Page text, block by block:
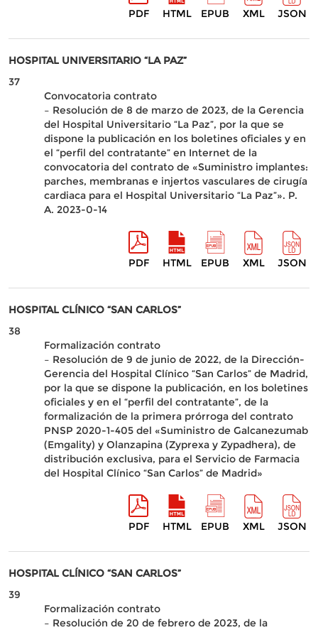
PDF HTML EPUB XML JSON
HOSPITAL UNIVERSITARIO “LA PAZ”
37
Convocatoria contrato
– Resolución de 8 de marzo de 2023, de la Gerencia
del Hospital Universitario “La Paz”, por la que se
dispone la publicación en los boletines oficiales y en
el “perfil del contratante” en Internet de la
convocatoria del contrato de «Suministro implantes:
parches, membranas e injertos vasculares de cirugía
cardiaca para el Hospital Universitario “La Paz”». P.
A. 2023-0-14
PDF HTML EPUB XML JSON
HOSPITAL CLÍNICO “SAN CARLOS”
38
Formalización contrato
– Resolución de 9 de junio de 2022, de la Dirección-
Gerencia del Hospital Clínico “San Carlos” de Madrid,
por la que se dispone la publicación, en los boletines
oficiales y en el “perfil del contratante”, de la
formalización de la primera prórroga del contrato
PNSP 2020-1-405 del «Suministro de Galcanezumab
(Emgality) y Olanzapina (Zyprexa y Zypadhera), de
distribución exclusiva, para el Servicio de Farmacia
del Hospital Clínico “San Carlos” de Madrid»
PDF HTML EPUB XML JSON
HOSPITAL CLÍNICO “SAN CARLOS”
39
Formalización contrato
– Resolución de 20 de febrero de 2023, de la